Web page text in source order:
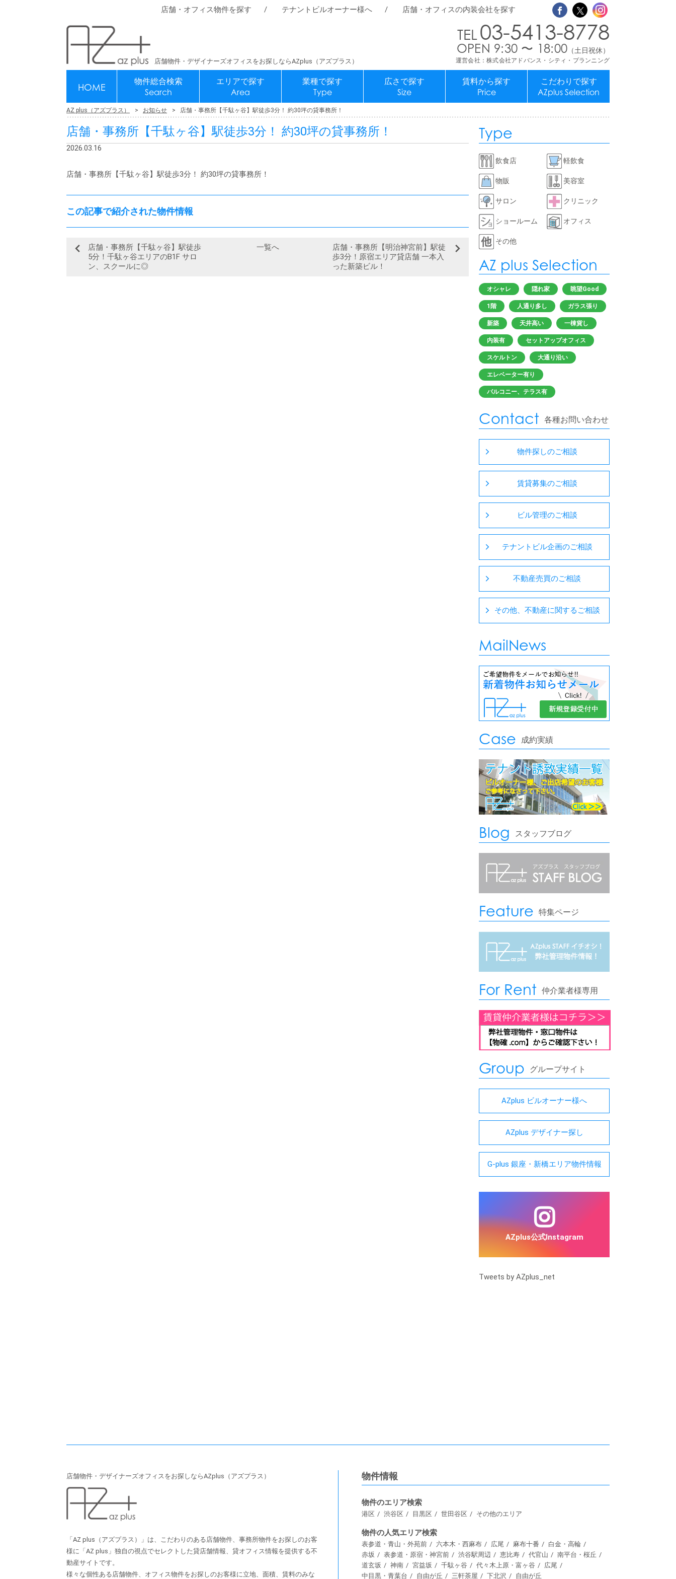
店舗物件・デザイナーズオフィスをお探しならAZplus（アズプラス）
店舗・オフィス物件を探す テナントビルオーナー様へ 店舗・オフィスの内装会社を探す
HOME
物件総合検索
Search
エリアで探す
Area
業種で探す
Type
広さで探す
Size
賃料から探す
Price
こだわりで探す
AZplus Selection
03-5413-8778
OPEN 9:30 〜 18:00 （土日祝休）
運営会社：株式会社アドバンス・シティ・プランニング
AZ plus（アズプラス） お知らせ 店舗・事務所【千駄ヶ谷】駅徒歩3分！ 約30坪の貸事務所！
店舗・事務所【千駄ヶ谷】駅徒歩3分！ 約30坪の貸事務所！
2026.03.16
店舗・事務所【千駄ヶ谷】駅徒歩3分！ 約30坪の貸事務所！
この記事で紹介された物件情報
店舗・事務所【千駄ヶ谷】駅徒歩
5分！千駄ヶ谷エリアのB1F サロ
ン、スクールに◎
一覧へ
店舗・事務所【明治神宮前】駅徒
歩3分！原宿エリア貸店舗 一本入
った新築ビル！
Type
飲食店 軽飲食
物販 美容室
サロン クリニック
ショールーム オフィス
その他
AZ plus Selection
オシャレ 隠れ家 眺望Good
1階 人通り多し ガラス張り
新築 天井高い 一棟貨し
内装有 セットアップオフィス
スケルトン 大通り沿い
エレベーター有り
バルコニー、テラス有
Contact 各種お問い合わせ
物件探しのご相談
賃貸募集のご相談
ビル管理のご相談
テナントビル企画のご相談
不動産売買のご相談
その他、不動産に関するご相談
MailNews
Case 成約実績
Blog スタッフブログ
Feature 特集ページ
For Rent 仲介業者様専用
Group グループサイト
AZplus ビルオーナー様へ
AZplus デザイナー探し
G-plus 銀座・新橋エリア物件情報
AZplus公式Instagram
Tweets by AZplus_net
店舗物件・デザイナーズオフィスをお探しならAZplus（アズプラス）
「AZ plus（アズプラス）」は、こだわりのある店舗物件、事務所物件をお探しのお客
様に「AZ plus」独⾃の視点でセレクトした貸店舗情報、貸オフィス情報を提供する不
動産サイトです。
様々な個性ある店舗物件、オフィス物件をお探しのお客様に⽴地、⾯積、賃料のみな
物件情報
物件のエリア検索
港区 渋谷区 目黒区 世田谷区 その他のエリア
物件の人気エリア検索
表参道・青山・外苑前 六本木・西麻布 広尾 麻布十番
白金・高輪
赤坂
表参道・原宿・神宮前 渋谷駅周辺 恵比寿 代官山
南平台・桜丘
道玄坂
神南 宮益坂 千駄ヶ谷 代々木上原・富ヶ谷
広尾
中目黒・青葉台
自由が丘 三軒茶屋 下北沢 自由が丘